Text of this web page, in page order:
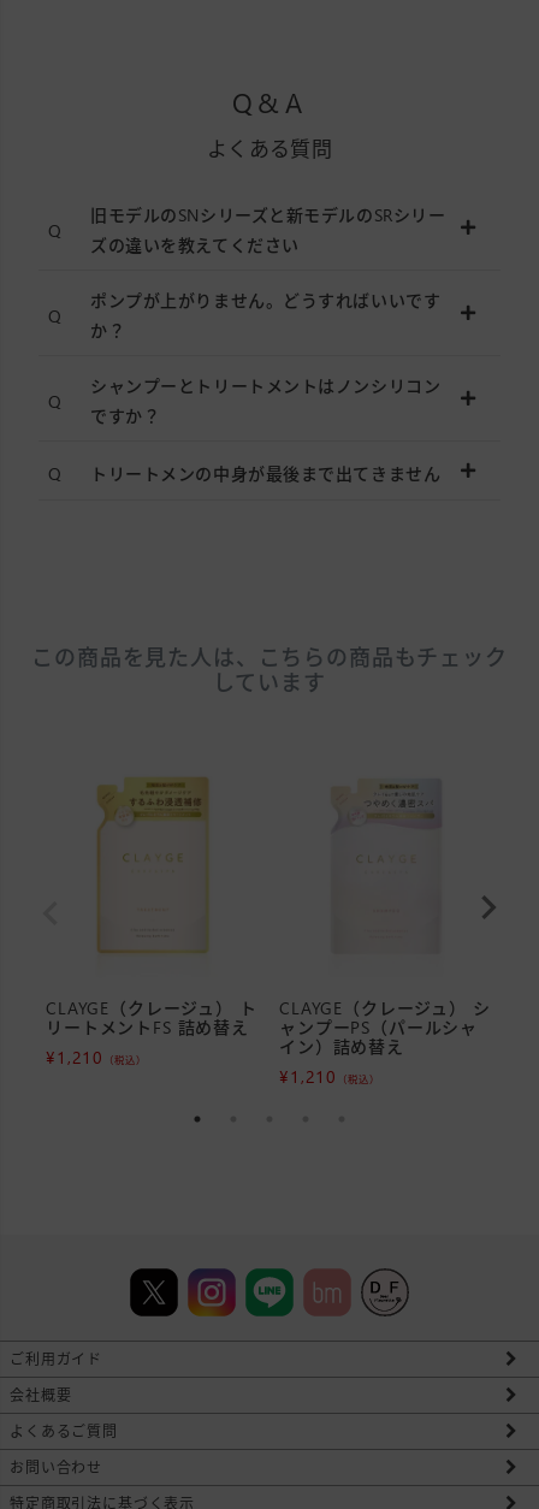
Q&A
よくある質問
旧モデルのSNシリーズと新モデルのSRシリー
ズの違いを教えてください
ポンプが上がりません。どうすればいいです
か？
シャンプーとトリートメントはノンシリコン
ですか？
トリートメンの中身が最後まで出てきません
この商品を見た人は、こちらの商品もチェック
しています
CLAYGE（クレージュ） ト
リートメントFS 詰め替え
¥1,210 （税込）
CLAYGE（クレージュ） シ
ャンプーPS（パールシャ
イン）詰め替え
¥1,210 （税込）
ご利用ガイド
会社概要
よくあるご質問
お問い合わせ
特定商取引法に基づく表示